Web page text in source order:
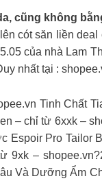
cũng không
cót săn liền
của nhà Lam
nhất tại :
Tinh Chất
– chỉ từ 6xxk –
Espoir Pro Tailor
9xk –
Và Dưỡng Ẩm